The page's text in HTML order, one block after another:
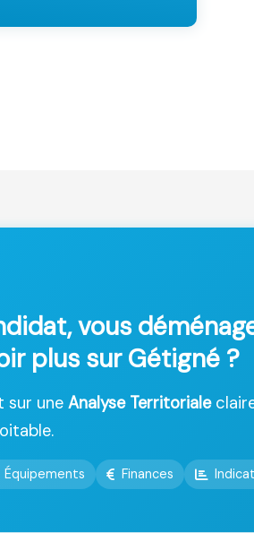
vous
plus sur Gétigné ?
sur une Analyse Territoriale
Équipements Finances